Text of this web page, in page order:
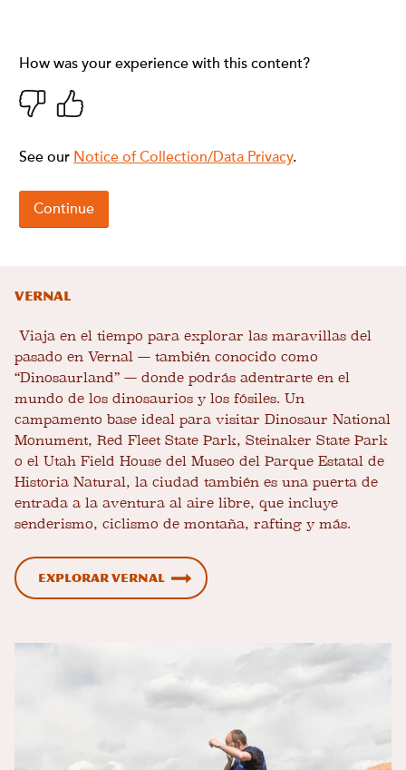
Vernal
Viaja en el tiempo para explorar las maravillas del
pasado en Vernal — también conocido como
“Dinosaurland” — donde podrás adentrarte en el
mundo de los dinosaurios y los fósiles. Un
campamento base ideal para visitar Dinosaur National
Monument, Red Fleet State Park, Steinaker State Park
o el Utah Field House del Museo del Parque Estatal de
Historia Natural, la ciudad también es una puerta de
entrada a la aventura al aire libre, que incluye
senderismo, ciclismo de montaña, rafting y más.
Explorar Vernal